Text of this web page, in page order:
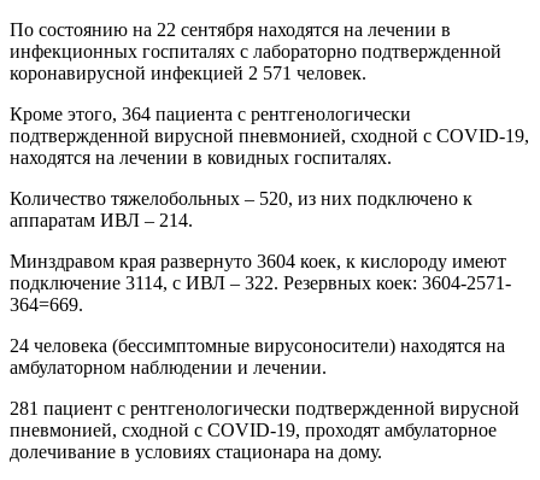
По состоянию на 22 сентября находятся на лечении в
инфекционных госпиталях с лабораторно подтвержденной
коронавирусной инфекцией 2 571 человек.
Кроме этого, 364 пациента с рентгенологически
подтвержденной вирусной пневмонией, сходной с COVID-19,
находятся на лечении в ковидных госпиталях.
Количество тяжелобольных – 520, из них подключено к
аппаратам ИВЛ – 214.
Минздравом края развернуто 3604 коек, к кислороду имеют
подключение 3114, с ИВЛ – 322. Резервных коек: 3604-2571-
364=669.
24 человека (бессимптомные вирусоносители) находятся на
амбулаторном наблюдении и лечении.
281 пациент с рентгенологически подтвержденной вирусной
пневмонией, сходной с COVID-19, проходят амбулаторное
долечивание в условиях стационара на дому.